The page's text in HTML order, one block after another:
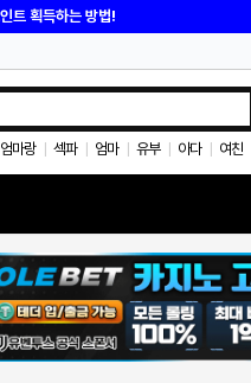
트 획득하는 방법!
엄마랑 섹파 엄마 유부 아다 여친